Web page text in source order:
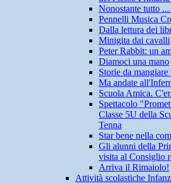
Nonostante tutto
Pennelli Musica
Dalla lettura dei
Minigita dai cavalli
Peter Rabbit: un
Diamoci una mano
Storie da mangiare
Ma andate
Scuola Amica.
Spettacolo
Classe 5U della
Tenna
Star bene nella
Gli alunni della
visita al Consiglio
Arriva il Rimaiolo!
Attività scolastiche